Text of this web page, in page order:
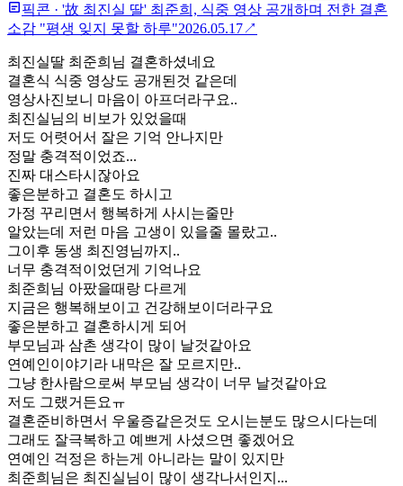
픽콘 · '故 최진실 딸' 최준희, 식중 영상 공개하며 전한 결혼
소감 "평생 잊지 못할 하루"2026.05.17↗
최진실딸 최준희님 결혼하셨네요
결혼식 식중 영상도 공개된것 같은데
영상사진보니 마음이 아프더라구요..
최진실님의 비보가 있었을때
저도 어렷어서 잘은 기억 안나지만
정말 충격적이었죠...
진짜 대스타시잖아요
좋은분하고 결혼도 하시고
가정 꾸리면서 행복하게 사시는줄만
알았는데 저런 마음 고생이 있을줄 몰랐고..
그이후 동생 최진영님까지..
너무 충격적이었던게 기억나요
최준희님 아팠을때랑 다르게
지금은 행복해보이고 건강해보이더라구요
좋은분하고 결혼하시게 되어
부모님과 삼촌 생각이 많이 날것같아요
연예인이야기라 내막은 잘 모르지만..
그냥 한사람으로써 부모님 생각이 너무 날것같아요
저도 그랬거든요ㅠ
결혼준비하면서 우울증같은것도 오시는분도 많으시다는데
그래도 잘극복하고 예쁘게 사셨으면 좋겠어요
연예인 걱정은 하는게 아니라는 말이 있지만
최준희님은 최진실님이 많이 생각나서인지...